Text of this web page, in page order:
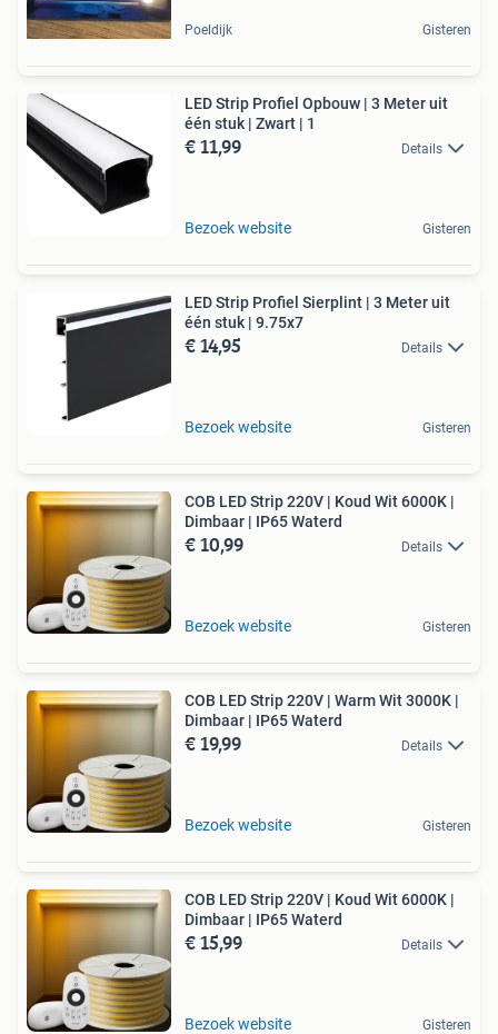
Poeldijk Gisteren
LED Strip Profiel Opbouw | 3 Meter uit
één stuk | Zwart | 1
€ 11,99 Details
Bezoek website Gisteren
LED Strip Profiel Sierplint | 3 Meter uit
één stuk | 9.75x7
€ 14,95 Details
Bezoek website Gisteren
COB LED Strip 220V | Koud Wit 6000K |
Dimbaar | IP65 Waterd
€ 10,99 Details
Bezoek website Gisteren
COB LED Strip 220V | Warm Wit 3000K |
Dimbaar | IP65 Waterd
€ 19,99 Details
Bezoek website Gisteren
COB LED Strip 220V | Koud Wit 6000K |
Dimbaar | IP65 Waterd
€ 15,99 Details
Bezoek website Gisteren